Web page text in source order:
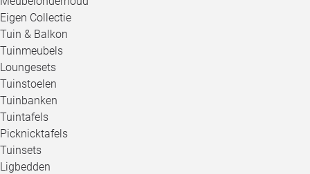
Eigen Collectie
Tuin & Balkon
Tuinmeubels
Loungesets
Tuinstoelen
Tuinbanken
Tuintafels
Picknicktafels
Tuinsets
Ligbedden